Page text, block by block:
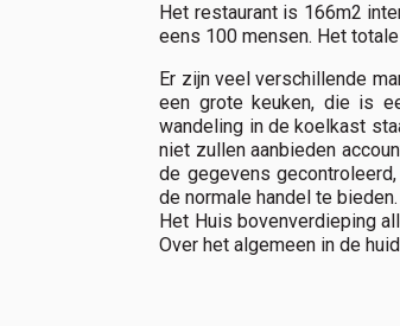
Het restaurant is 166m2
eens 100 mensen. Het
Er zijn veel verschillende
een grote keuken, die is
wandeling in de koelkast
niet zullen aanbieden
de gegevens
de normale handel te bieden.
Het Huis bovenverdieping
Over het algemeen in de